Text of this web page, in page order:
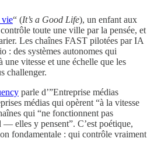
vie“ (It’s a Good Life), un enfant aux
toute une ville par la pensée, et
Les chaînes FAST pilotées par IA
: des systèmes autonomes qui
une vitesse et une échelle que les
challenger.
parle d’”Entreprise médias
médias qui opèrent “à la vitesse
qui “ne fonctionnent pas
— elles y pensent”. C’est poétique,
fondamentale : qui contrôle vraiment